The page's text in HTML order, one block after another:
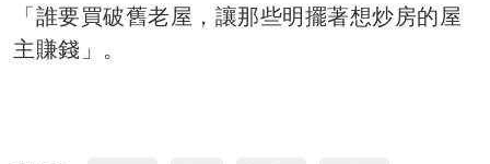
「誰要買破舊老屋，讓那些明擺著想炒房的屋
主賺錢」。